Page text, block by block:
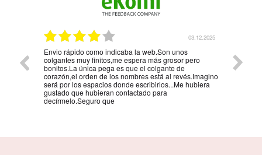
03.12.2025
Envio rápido como indicaba la web.Son unos
colgantes muy finitos,me espera más grosor pero
bonitos.La única pega es que el colgante de
corazón,el orden de los nombres está al revés.Imagino
será por los espacios donde escribirlos...Me hubiera
gustado que hubieran contactado para
decírmelo.Seguro que
la